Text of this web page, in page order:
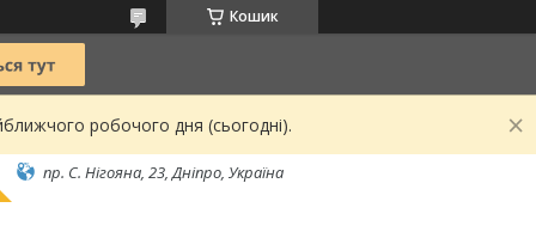
Кошик
робочого дня (сьогодні).
пр. С. Нігояна, 23, Дніпро, Україна